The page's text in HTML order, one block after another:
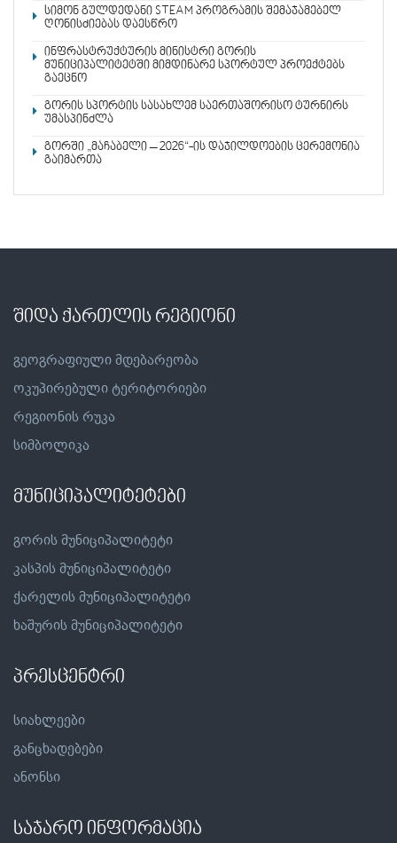
სიმონ გულდედანი STEAM პროგრამის შემაჯამებელ
ღონისძიებას დაესწრო
ინფრასტრუქტურის მინისტრი გორის
მუნიციპალიტეტში მიმდინარე სპორტულ პროექტებს
გაეცნო
გორის სპორტის სასახლემ საერთაშორისო ტურნირს
უმასპინძლა
გორში „მაჩაბელი – 2026“-ის დაჯილდოების ცერემონია
გაიმართა
შიდა ქართლის რეგიონი
გეოგრაფიული მდებარეობა
ოკუპირებული ტერიტორიები
რეგიონის რუკა
სიმბოლიკა
მუნიციპალიტეტები
გორის მუნიციპალიტეტი
კასპის მუნიციპალიტეტი
ქარელის მუნიციპალიტეტი
ხაშურის მუნიციპალიტეტი
პრესცენტრი
სიახლეები
განცხადებები
ანონსი
საჯარო ინფორმაცია